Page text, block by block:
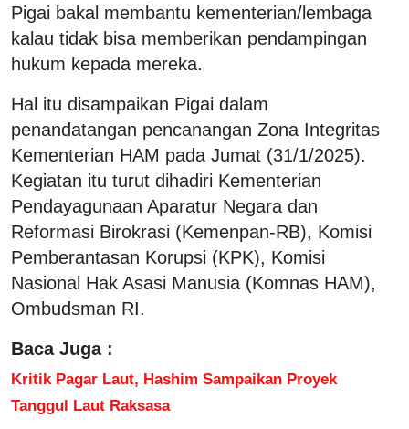
Pigai bakal membantu kementerian/lembaga
kalau tidak bisa memberikan pendampingan
hukum kepada mereka.
Hal itu disampaikan Pigai dalam
penandatangan pencanangan Zona Integritas
Kementerian HAM pada Jumat (31/1/2025).
Kegiatan itu turut dihadiri Kementerian
Pendayagunaan Aparatur Negara dan
Reformasi Birokrasi (Kemenpan-RB), Komisi
Pemberantasan Korupsi (KPK), Komisi
Nasional Hak Asasi Manusia (Komnas HAM),
Ombudsman RI.
Baca Juga :
Kritik Pagar Laut, Hashim Sampaikan Proyek
Tanggul Laut Raksasa